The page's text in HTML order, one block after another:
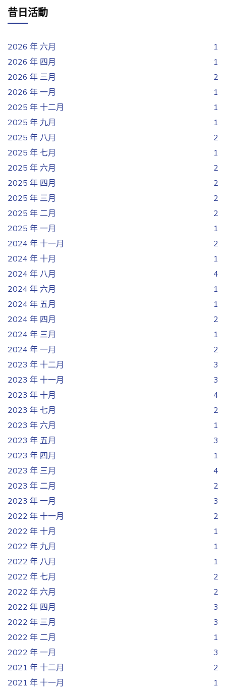
昔日活動
2026 年 六月
1
2026 年 四月
1
2026 年 三月
2
2026 年 一月
1
2025 年 十二月
1
2025 年 九月
1
2025 年 八月
2
2025 年 七月
1
2025 年 六月
2
2025 年 四月
2
2025 年 三月
2
2025 年 二月
2
2025 年 一月
1
2024 年 十一月
2
2024 年 十月
1
2024 年 八月
4
2024 年 六月
1
2024 年 五月
1
2024 年 四月
2
2024 年 三月
1
2024 年 一月
2
2023 年 十二月
3
2023 年 十一月
3
2023 年 十月
4
2023 年 七月
2
2023 年 六月
1
2023 年 五月
3
2023 年 四月
1
2023 年 三月
4
2023 年 二月
2
2023 年 一月
3
2022 年 十一月
2
2022 年 十月
1
2022 年 九月
1
2022 年 八月
1
2022 年 七月
2
2022 年 六月
2
2022 年 四月
3
2022 年 三月
3
2022 年 二月
1
2022 年 一月
3
2021 年 十二月
2
2021 年 十一月
1